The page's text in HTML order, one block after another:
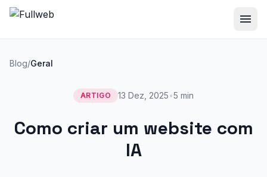
menu
Blog/Geral
ARTIGO 13 Dez, 2025•5 min
Como criar um website com
IA